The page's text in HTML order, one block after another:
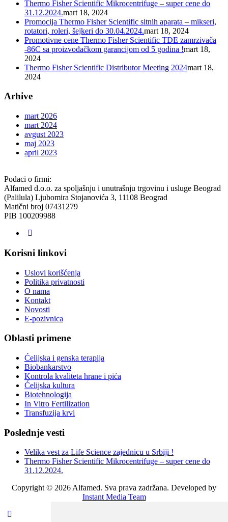
Thermo Fisher Scientific Mikrocentrifuge – super cene do
31.12.2024.mart 18, 2024
Promocija Thermo Fisher Scientific sitnih aparata – mikseri,
rotatori, roleri, šejkeri do 30.04.2024.mart 18, 2024
Promotivne cene Thermo Fisher Scientific TDE zamrzivača
-86C sa proizvođačkom garancijom od 5 godina !mart 18,
2024
Thermo Fisher Scientific Distributor Meeting 2024mart 18,
2024
Arhive
mart 2026
mart 2024
avgust 2023
maj 2023
april 2023
Podaci o firmi:
Alfamed d.o.o. za spoljašnju i unutrašnju trgovinu i usluge Beograd
(Palilula) Ljubomira Stojanovića 3, 11108 Beograd
Matični broj 07431279
PIB 100209988
Korisni linkovi
Uslovi korišćenja
Politika privatnosti
O nama
Kontakt
Novosti
E-pozivnica
Oblasti primene
Ćelijska i genska terapija
Biobankarstvo
Kontrola kvaliteta hrane i pića
Ćelijska kultura
Biotehnologija
In Vitro Fertilization
Transfuzija krvi
Poslednje vesti
Velika vest za Life Science zajednicu u Srbiji !
Thermo Fisher Scientific Mikrocentrifuge – super cene do
31.12.2024.
Copyright © 2026 Alfamed. Sva prava zadržana. Developed by
Instant Media Team